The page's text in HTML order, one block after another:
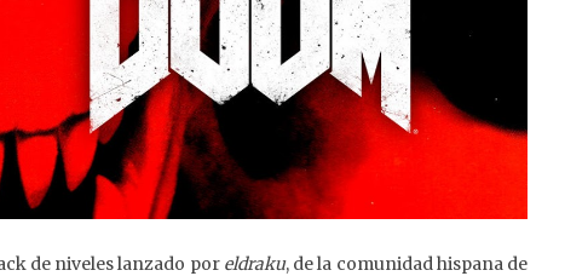
de niveles lanzado por eldraku, de la comunidad hispana de